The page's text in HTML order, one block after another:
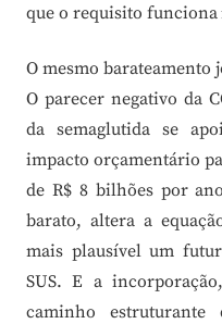
que o requisito funciona
O mesmo
O parecer negativo da
da semaglutida se
impacto orçamentário
de R$ 8 bilhões por
barato, altera a
mais plausível um
SUS. E a
caminho